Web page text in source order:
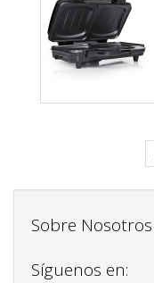
Sobre Nosotros
Síguenos en: